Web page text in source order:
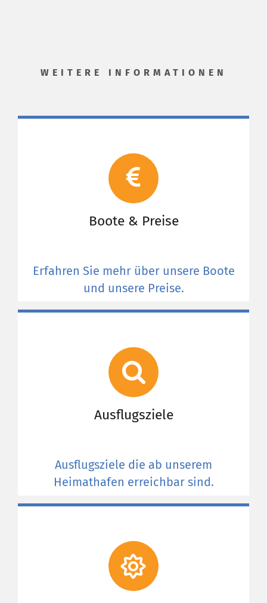
WEITERE INFORMATIONEN
Boote & Preise
Erfahren Sie mehr über unsere Boote
und unsere Preise.
Ausflugsziele
Ausflugsziele die ab unserem
Heimathafen erreichbar sind.